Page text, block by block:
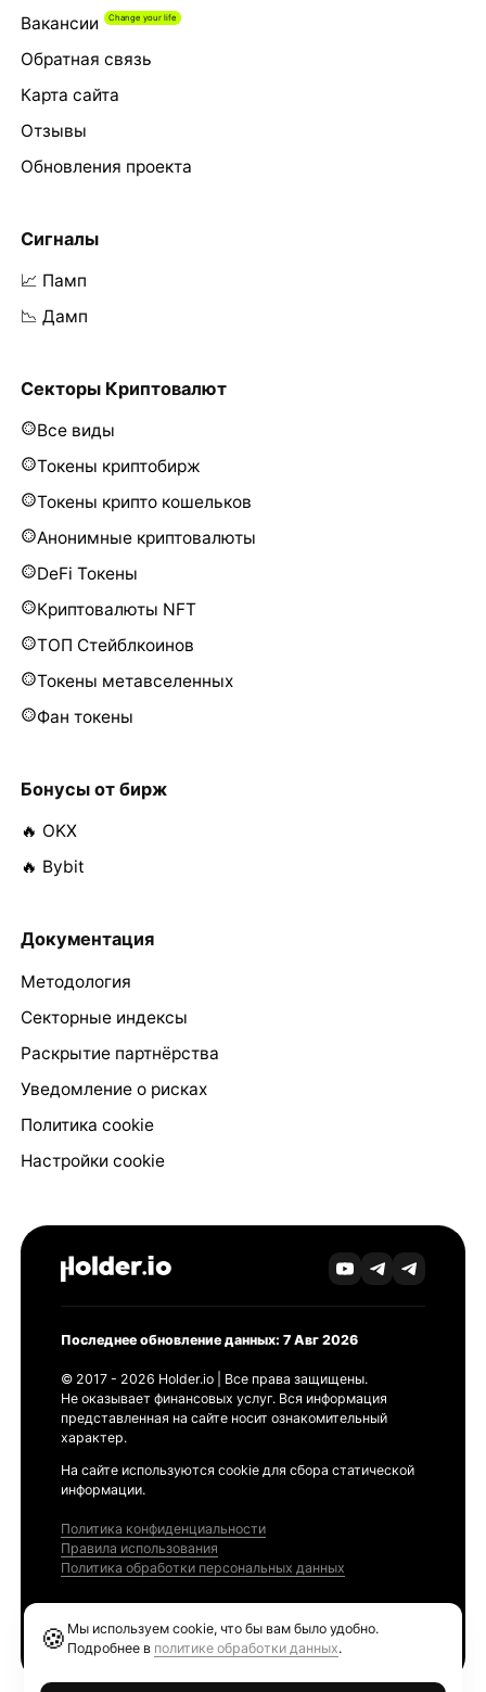
Вакансии
Обратная связь
Карта сайта
Отзывы
Обновления проекта
Сигналы
📈 Памп
📉 Дамп
Секторы Криптовалют
Все виды
Токены криптобирж
Токены крипто кошельков
Анонимные криптовалюты
DeFi Токены
Криптовалюты NFT
ТОП Стейблкоинов
Токены метавселенных
Фан токены
Бонусы от бирж
🔥 OKX
🔥 Bybit
Документация
Методология
Секторные индексы
Раскрытие партнёрства
Уведомление о рисках
Политика cookie
Настройки cookie
Последнее обновление данных: 7 Авг 2026
© 2017 - 2026 Holder.io | Все права защищены.
Не оказывает финансовых услуг. Вся информация
представленная на сайте носит ознакомительный
характер.
На сайте используются cookie для сбора статической
информации.
Политика конфиденциальности
Правила использования
Политика обработки персональных данных
🍪 Мы используем cookie, что бы вам было удобно.
Подробнее в политике обработки данных.
Ethereum GAS Tracker